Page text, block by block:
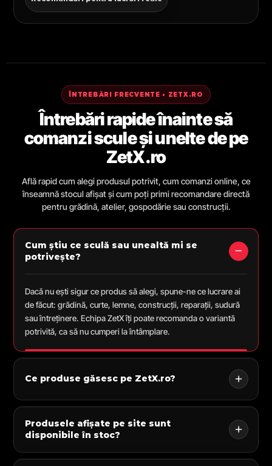
ÎNTREBĂRI FRECVENTE • ZETX.RO
Întrebări rapide înainte să
comanzi scule și unelte de pe
ZetX.ro
Află rapid cum alegi produsul potrivit, cum comanzi online, ce
înseamnă stocul afișat și cum poți primi recomandare directă
pentru grădină, atelier, gospodărie sau construcții.
Cum știu ce sculă sau unealtă mi se
potrivește?
Dacă nu ești sigur ce produs să alegi, spune-ne ce lucrare ai
de făcut: grădină, curte, lemne, construcții, reparații, sudură
sau întreținere. Echipa ZetX îți poate recomanda o variantă
potrivită, ca să nu cumperi la întâmplare.
Ce produse găsesc pe ZetX.ro?
Produsele afișate pe site sunt
disponibile în stoc?